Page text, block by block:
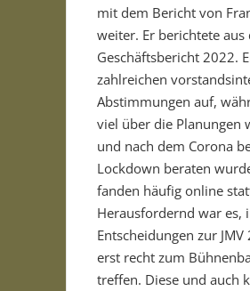
mit dem Bericht von
weiter. Er berichtete aus
Geschäftsbericht 2022.
zahlreichen
Abstimmungen auf,
viel über die Planungen
und nach dem Corona
Lockdown beraten
fanden häufig online
Herausfordernd war es,
Entscheidungen zur
erst recht zum
treffen. Diese und auch